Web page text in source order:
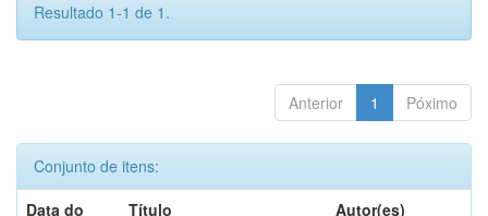
Resultado 1-1 de 1.
Anterior 1 Póximo
Conjunto de itens:
Data do
Título Autor(es)